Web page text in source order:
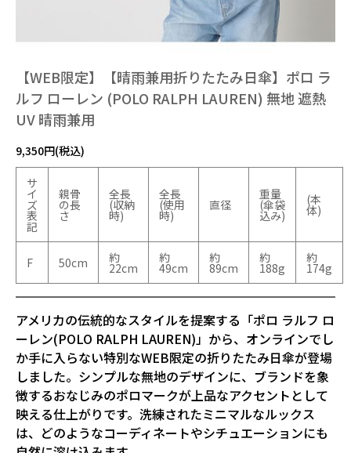
【WEB限定】【晴雨兼用折りたたみ日傘】ポロ ラ
ルフ ローレン (POLO RALPH LAUREN) 無地 遮熱
UV 晴雨兼用
9,350円(税込)
サ
イ
ズ
表
記
親骨
の長
さ
全長
(収納
時)
全長
(使用
時)
直径
重量
(傘袋
込み)
(本
体)
F 50cm 約
22cm
約
49cm
約
89cm
約
188g
約
174g
アメリカの伝統的なスタイルを提案する「ポロ ラルフ ロ
ーレン(POLO RALPH LAUREN)」から、オンラインでし
か手に入らない特別なWEB限定の折りたたみ日傘が登場
しました。シンプルな無地のデザインに、ブランドを象
徴するおなじみのポロマークが上品なアクセントとして
映える仕上がりです。洗練されたミニマルなルックス
は、どのようなコーディネートやシチュエーションにも